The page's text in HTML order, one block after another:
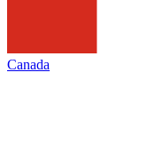
Canada